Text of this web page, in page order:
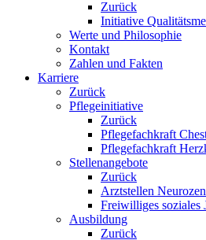
Zurück
Initiative
Werte und Philosophie
Kontakt
Zahlen und Fakten
Karriere
Zurück
Pflegeinitiative
Zurück
Pflegefachkraft
Pflegefachkraft
Stellenangebote
Zurück
Arztstellen
Freiwilliges soziales
Ausbildung
Zurück